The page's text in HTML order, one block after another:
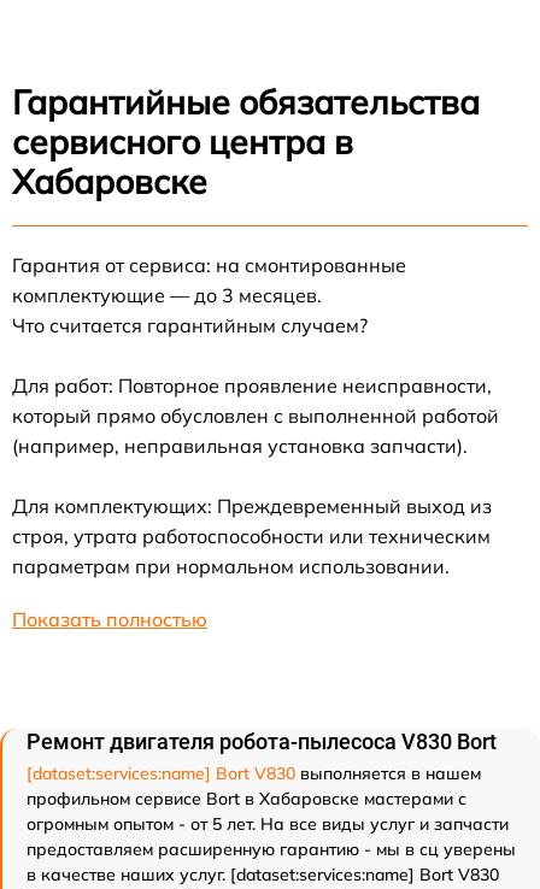
Гарантийные обязательства
сервисного центра в
Хабаровске
Гарантия от сервиса: на смонтированные
комплектующие — до 3 месяцев.
Что считается гарантийным случаем?
Для работ: Повторное проявление неисправности,
который прямо обусловлен с выполненной работой
(например, неправильная установка запчасти).
Для комплектующих: Преждевременный выход из
строя, утрата работоспособности или техническим
параметрам при нормальном использовании.
Показать полностью
Ремонт двигателя робота-пылесоса V830 Bort
[dataset:services:name] Bort V830 выполняется в нашем
профильном сервисе Bort в Хабаровске мастерами с
огромным опытом - от 5 лет. На все виды услуг и запчасти
предоставляем расширенную гарантию - мы в сц уверены
в качестве наших услуг. [dataset:services:name] Bort V830